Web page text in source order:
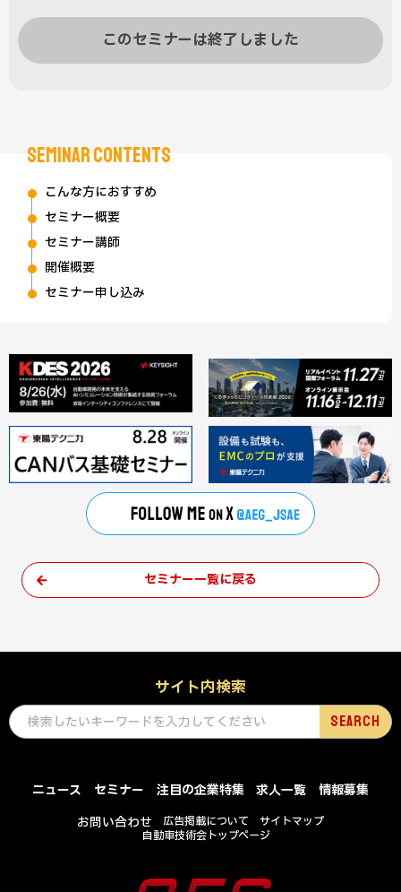
SEMINAR CONTENTS
こんな方におすすめ
セミナー概要
セミナー講師
開催概要
セミナー申し込み
このセミナーは終了しました
セミナー一覧に戻る
サイト内検索
ニュース セミナー 注目の企業特集 求人一覧
情報募集
お問い合わせ
広告掲載について
サイトマップ
自動車技術会トップページ